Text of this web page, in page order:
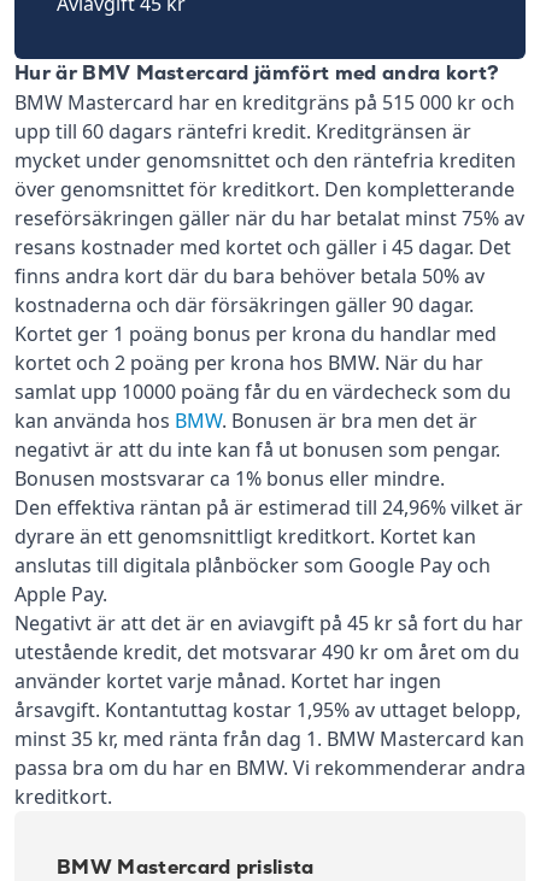
Hur är BMV Mastercard jämfört med andra kort?
BMW Mastercard har en kreditgräns på 515 000 kr och
upp till 60 dagars räntefri kredit. Kreditgränsen är
mycket under genomsnittet och den räntefria krediten
över genomsnittet för kreditkort. Den kompletterande
reseförsäkringen gäller när du har betalat minst 75% av
resans kostnader med kortet och gäller i 45 dagar. Det
finns andra kort där du bara behöver betala 50% av
kostnaderna och där försäkringen gäller 90 dagar.
Kortet ger 1 poäng bonus per krona du handlar med
kortet och 2 poäng per krona hos BMW. När du har
samlat upp 10000 poäng får du en värdecheck som du
kan använda hos BMW. Bonusen är bra men det är
negativt är att du inte kan få ut bonusen som pengar.
Bonusen mostsvarar ca 1% bonus eller mindre.
Den effektiva räntan på är estimerad till 24,96% vilket är
dyrare än ett genomsnittligt kreditkort. Kortet kan
anslutas till digitala plånböcker som Google Pay och
Apple Pay.
Negativt är att det är en aviavgift på 45 kr så fort du har
utestående kredit, det motsvarar 490 kr om året om du
använder kortet varje månad. Kortet har ingen
årsavgift. Kontantuttag kostar 1,95% av uttaget belopp,
minst 35 kr, med ränta från dag 1. BMW Mastercard kan
passa bra om du har en BMW. Vi rekommenderar andra
kreditkort.
BMW Mastercard prislista